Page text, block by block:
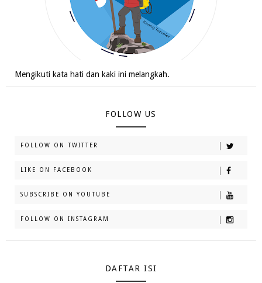
Mengikuti kata hati dan kaki ini melangkah.
FOLLOW US
FOLLOW ON TWITTER
LIKE ON FACEBOOK
SUBSCRIBE ON YOUTUBE
FOLLOW ON INSTAGRAM
DAFTAR ISI